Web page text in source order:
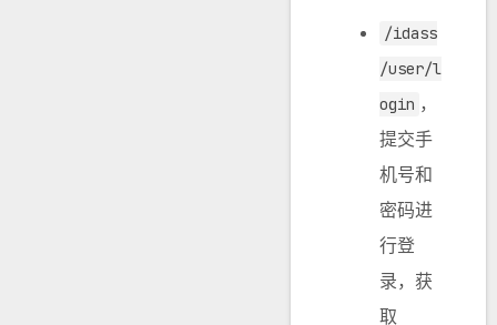
/idass
/user/l
ogin ，
提交手
机号和
密码进
行登
录，获
取